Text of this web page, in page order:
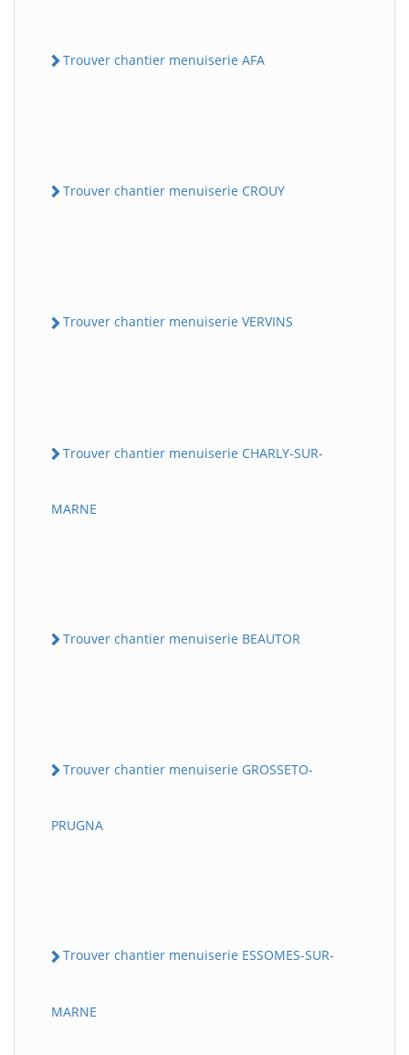
Trouver chantier menuiserie AFA
Trouver chantier menuiserie CROUY
Trouver chantier menuiserie VERVINS
Trouver chantier menuiserie CHARLY-SUR-
MARNE
Trouver chantier menuiserie BEAUTOR
Trouver chantier menuiserie GROSSETO-
PRUGNA
Trouver chantier menuiserie ESSOMES-SUR-
MARNE